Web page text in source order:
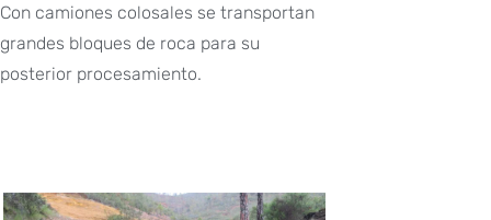
Con camiones colosales se transportan
grandes bloques de roca para su
posterior procesamiento.